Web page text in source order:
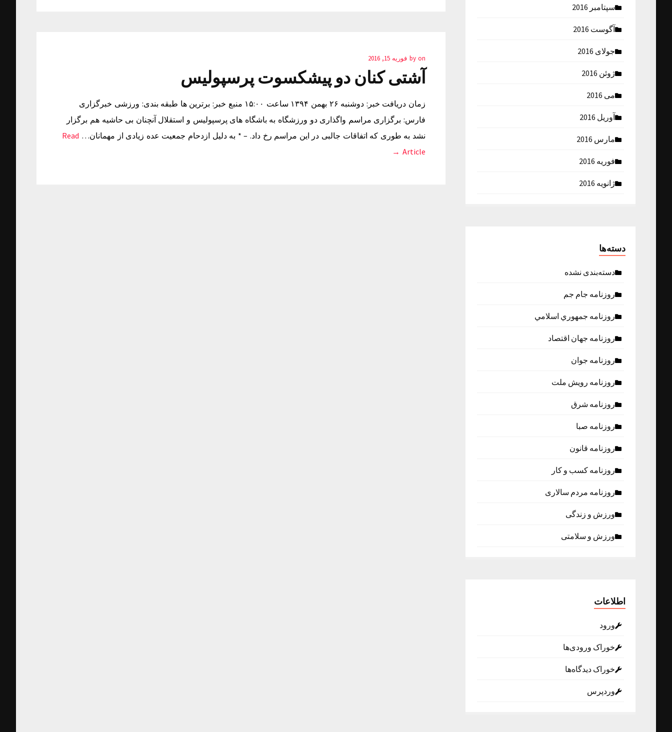
by on فوریه 15, 2016
آشتی کنان دو پیشکسوت پرسپولیس
زمان دریافت خبر: دوشنبه ۲۶ بهمن ۱۳۹۴ ساعت ۱۵:۰۰ منبع خبر: برترین ها طبقه بندی: ورزشی خبرگزاری
فارس: برگزاری مراسم واگذاری دو ورزشگاه به باشگاه های پرسپولیس و استقلال آنچنان بی حاشیه هم برگزار
نشد به طوری که اتفاقات جالبی در این مراسم رخ داد. – * به دلیل ازدحام جمعیت عده زیادی از مهمانان… Read
Article →
سپتامبر 2016
آگوست 2016
جولای 2016
ژوئن 2016
می 2016
آوریل 2016
مارس 2016
فوریه 2016
ژانویه 2016
دسته‌ها
دسته‌بندی نشده
روزنامه جام جم
روزنامه جمهوري اسلامي
روزنامه جهان اقتصاد
روزنامه جوان
روزنامه رویش ملت
روزنامه شرق
روزنامه صبا
روزنامه قانون
روزنامه كسب و كار
روزنامه مردم سالاری
ورزش و زندگی
ورزش و سلامتی
اطلاعات
ورود
خوراک ورودی‌ها
خوراک دیدگاه‌ها
وردپرس